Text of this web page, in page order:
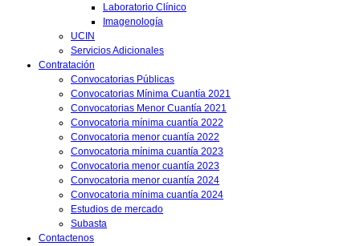
Laboratorio Clínico
Imagenología
UCIN
Servicios Adicionales
Contratación
Convocatorias Públicas
Convocatorias Mínima Cuantía 2021
Convocatorias Menor Cuantía 2021
Convocatoria mínima cuantía 2022
Convocatoria menor cuantía 2022
Convocatoria mínima cuantía 2023
Convocatoria menor cuantía 2023
Convocatoria menor cuantía 2024
Convocatoria mínima cuantía 2024
Estudios de mercado
Subasta
Contactenos